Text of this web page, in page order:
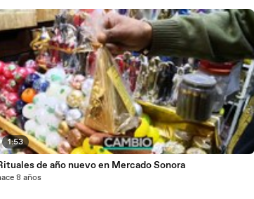
1:53
de año nuevo en Mercado Sonora
8 años